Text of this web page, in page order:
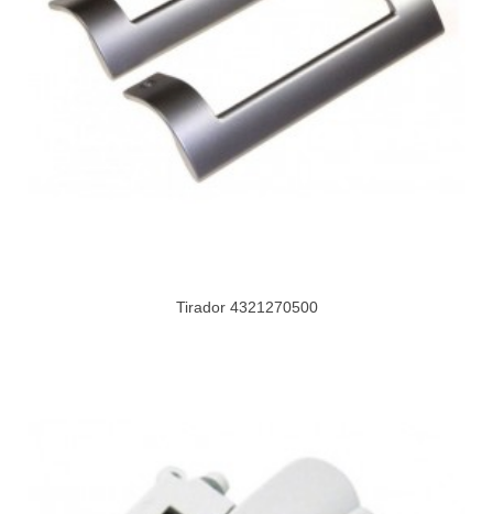
Tirador 4321270500